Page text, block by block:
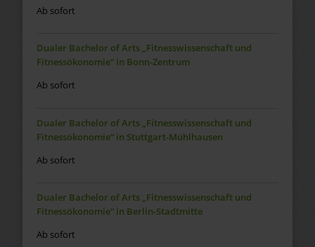
Ab sofort
Dualer Bachelor of Arts „Fitnesswissenschaft und
Fitnessökonomie“ in Bonn-Zentrum
Ab sofort
Dualer Bachelor of Arts „Fitnesswissenschaft und
Fitnessökonomie“ in Stuttgart-Mühlhausen
Ab sofort
Dualer Bachelor of Arts „Fitnesswissenschaft und
Fitnessökonomie“ in Berlin-Stadtmitte
Ab sofort